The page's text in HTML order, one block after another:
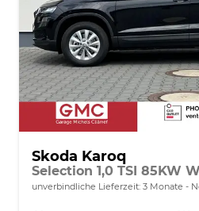
Skoda Karoq
Selection 1,0 TSI 85KW
unverbindliche Lieferzeit: 3 Monate